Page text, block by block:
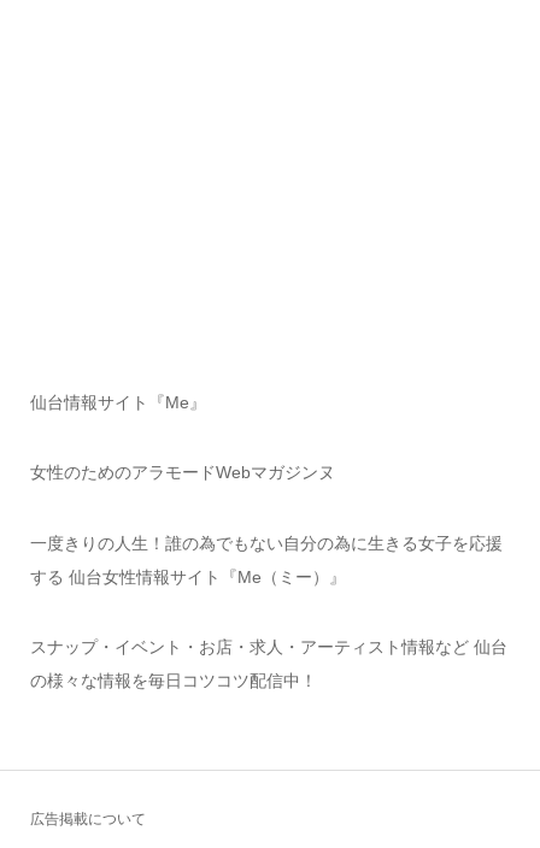
仙台情報サイト『Me』
女性のためのアラモードWebマガジンヌ
一度きりの人生！誰の為でもない自分の為に生きる女子を応援
する 仙台女性情報サイト『Me（ミー）』
スナップ・イベント・お店・求人・アーティスト情報など 仙台
の様々な情報を毎日コツコツ配信中！
広告掲載について